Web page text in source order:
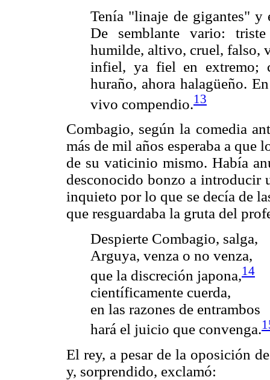
Tenía "linaje de gigantes" y
De semblante vario:
humilde, altivo, cruel, falso,
infiel, ya fiel en extremo;
huraño, ahora halagüeño.
vivo compendio.13
Combagio, según la comedia
más de mil años esperaba a que
de su vaticinio mismo. Había
desconocido bonzo a introducir
inquieto por lo que se decía de
que resguardaba la gruta del
Despierte Combagio, salga,
Arguya, venza o no venza,
que la discreción japona,14
científicamente cuerda,
en las razones de entrambos
hará el juicio que convenga.
El rey, a pesar de la oposición
y, sorprendido, exclamó: